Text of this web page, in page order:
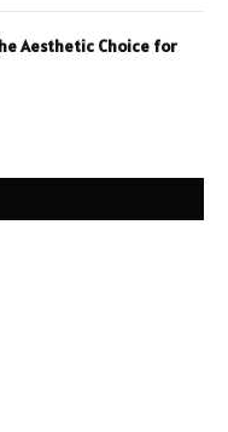
Aesthetic Choice for